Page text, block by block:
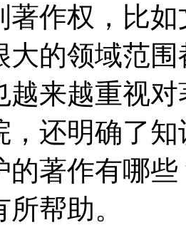
著作权，比
大的领域范
越来越重视
，还明确了
的著作有哪
帮助。